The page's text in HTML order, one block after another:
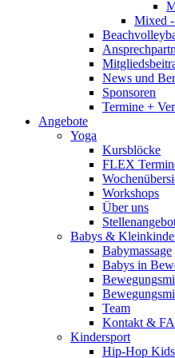
Mixed -
News und
Sponsoren
Termine +
Angebote
Yoga
Kursblöcke
FLEX
Workshops
Über uns
Babys &
Babymassage
Babys in
Team
Kontakt &
Kindersport
Hip-Hop Kids